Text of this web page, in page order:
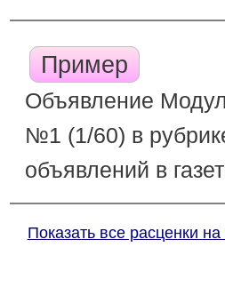
Пример
Объявление
№1 (1/60) в
объявлений в
Показать все расценки